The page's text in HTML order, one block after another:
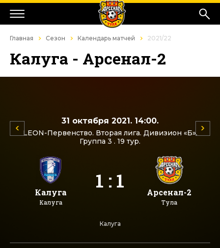
Главная Сезон Календарь матчей 2021/22
Калуга - Арсенал-2
31 октября 2021. 14:00.
LEON-Первенство. Вторая лига. Дивизион «Б».
Группа 3 . 19 тур.
Калуга
Калуга
1 : 1 Арсенал-2
Тула
Калуга